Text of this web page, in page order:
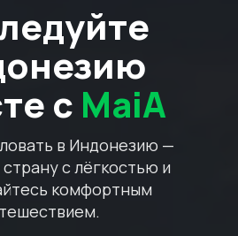
с MaiA
в Индонезию —
с лёгкостью и
комфортным